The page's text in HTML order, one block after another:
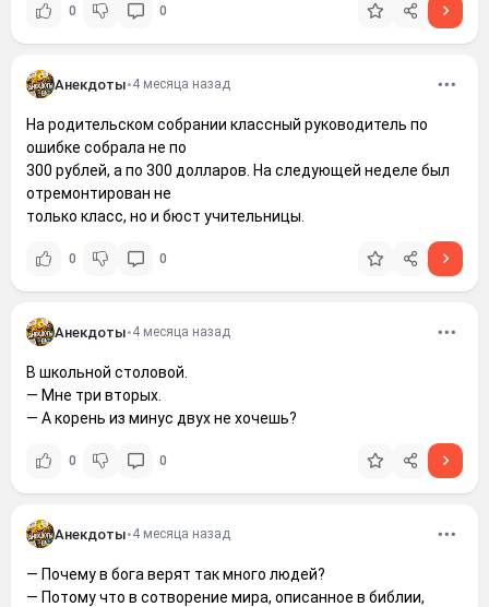
0 0
Анекдоты•4 месяца назад
На родительском собрании классный руководитель по
ошибке собрала не по
300 рублей, а по 300 долларов. На следующей неделе был
отремонтирован не
только класс, но и бюст учительницы.
0 0
Анекдоты•4 месяца назад
В школьной столовой.
— Мне три вторых.
— А корень из минус двух не хочешь?
0 0
Анекдоты•4 месяца назад
— Почему в бога верят так много людей?
— Потому что в сотворение мира, описанное в библии,